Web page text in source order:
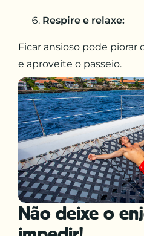
Respire e relaxe:
Ficar ansioso pode piorar
e aproveite o passeio.
Não deixe o